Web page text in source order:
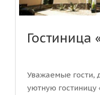
Гостиница
Уважаемые гости,
уютную гостиницу